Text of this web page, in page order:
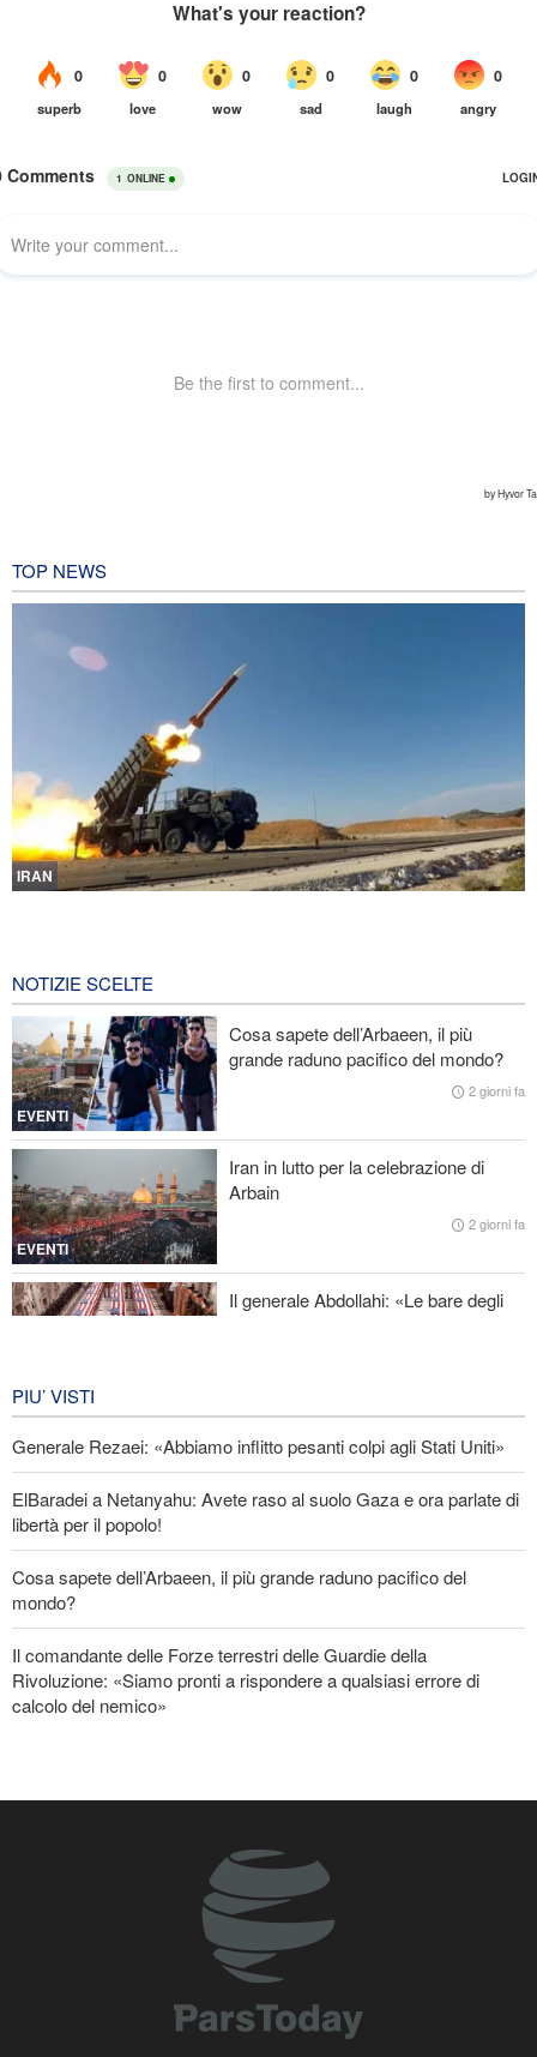
TOP NEWS
IRAN
Baghaei: Il clima dei negoziati tra Iran e Oman sullo Stretto di
Hormuz è positivo
Attacco aereo saudita contro la capitale dello Yemen
Oltre 22 milioni di pellegrini hanno partecipato al pellegrinaggio
ElBaradei a Netanyahu: Avete raso al suolo Gaza e ora parlate di
libertà per il popolo!
NOTIZIE SCELTE
EVENTI
Cosa sapete dell’Arbaeen, il più
grande raduno pacifico del mondo?
2 giorni fa
EVENTI
Iran in lutto per la celebrazione di
Arbain
2 giorni fa
Il generale Abdollahi: «Le bare degli
PIU’ VISTI
Generale Rezaei: «Abbiamo inflitto pesanti colpi agli Stati Uniti»
ElBaradei a Netanyahu: Avete raso al suolo Gaza e ora parlate di
libertà per il popolo!
Cosa sapete dell’Arbaeen, il più grande raduno pacifico del
mondo?
Il comandante delle Forze terrestri delle Guardie della
Rivoluzione: «Siamo pronti a rispondere a qualsiasi errore di
calcolo del nemico»
Attacco aereo saudita contro la capitale dello Yemen
Iran in lutto per la celebrazione di Arbain
Oltre 22 milioni di pellegrini hanno partecipato al pellegrinaggio